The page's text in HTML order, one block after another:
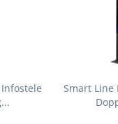
Smart Line